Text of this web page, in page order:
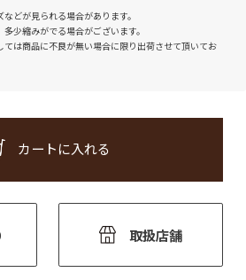
どが見られる場合があります。
少縮みがでる場合がございます。
は商品に不良が無い場合に限り出荷させて頂いてお
カートに入れる
取扱店舗